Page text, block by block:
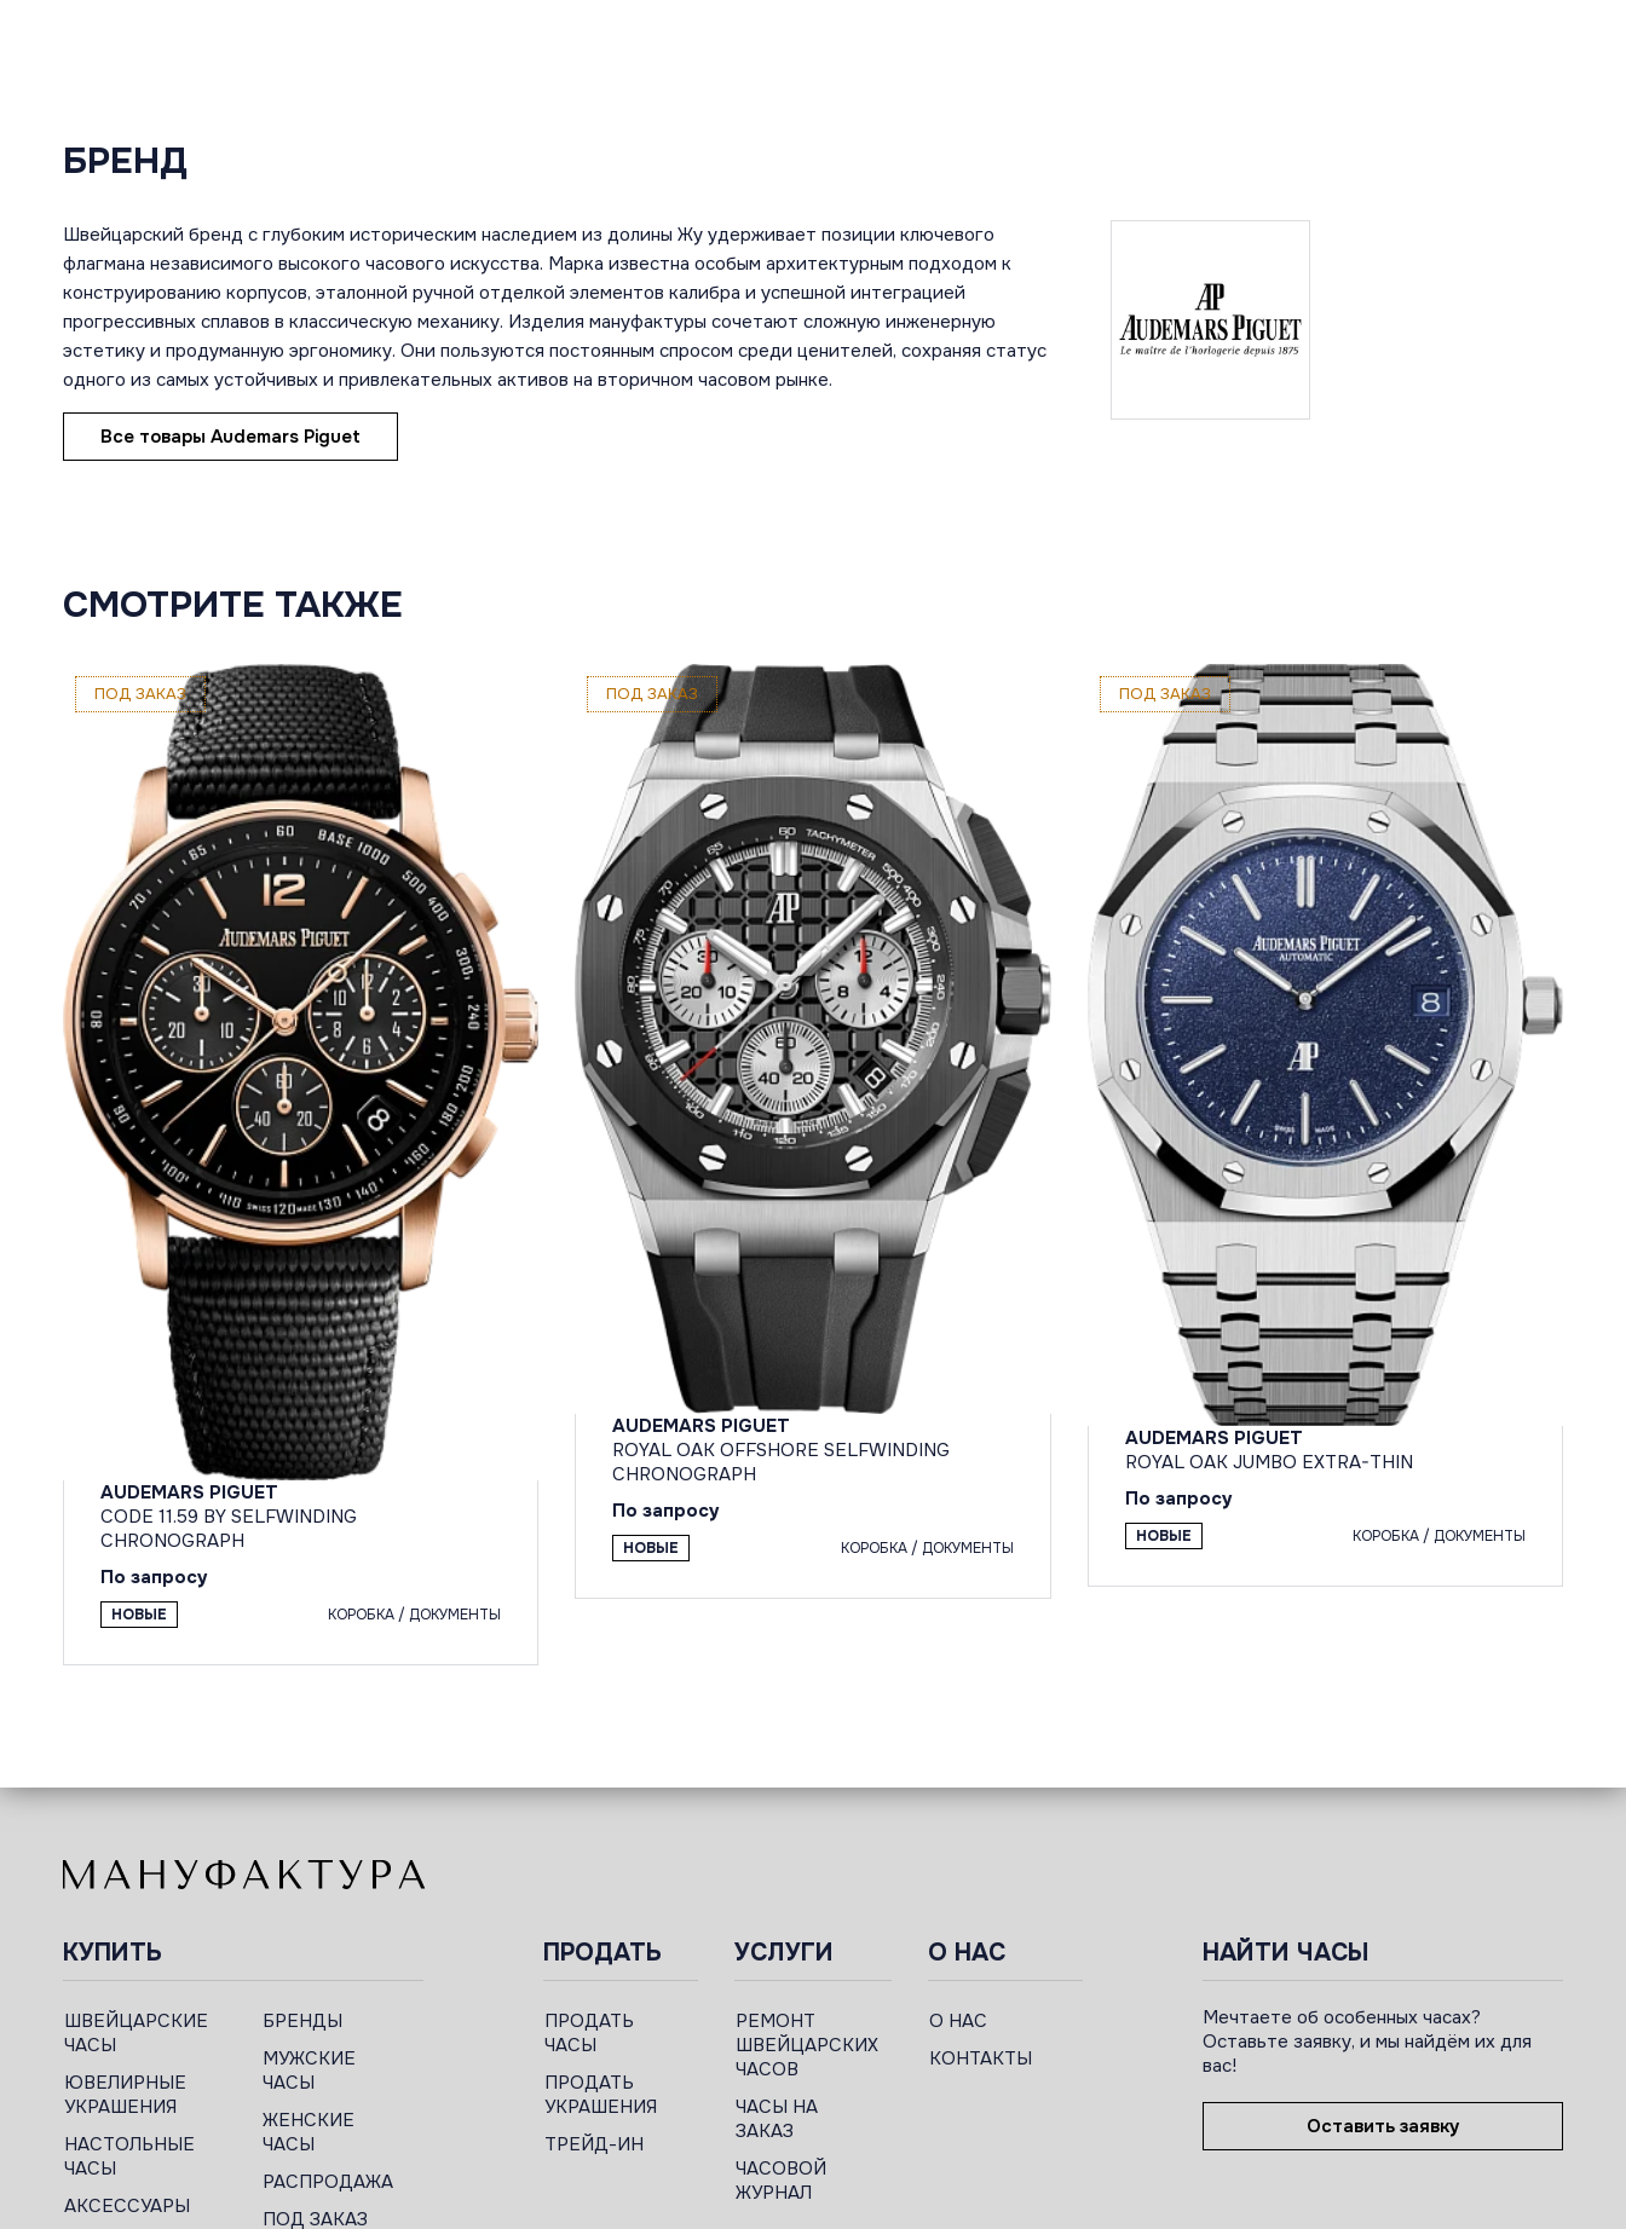
БРЕНД
Швейцарский бренд с глубоким историческим наследием из долины Жу удерживает позиции ключевого
флагмана независимого высокого часового искусства. Марка известна особым архитектурным подходом к
конструированию корпусов, эталонной ручной отделкой элементов калибра и успешной интеграцией
прогрессивных сплавов в классическую механику. Изделия мануфактуры сочетают сложную инженерную
эстетику и продуманную эргономику. Они пользуются постоянным спросом среди ценителей, сохраняя статус
одного из самых устойчивых и привлекательных активов на вторичном часовом рынке.
Все товары Audemars Piguet
СМОТРИТЕ ТАКЖЕ
ПОД ЗАКАЗ
AUDEMARS PIGUET
CODE 11.59 BY SELFWINDING
CHRONOGRAPH
По запросу
НОВЫЕ КОРОБКА / ДОКУМЕНТЫ
ПОД ЗАКАЗ
AUDEMARS PIGUET
ROYAL OAK OFFSHORE SELFWINDING
CHRONOGRAPH
По запросу
НОВЫЕ КОРОБКА / ДОКУМЕНТЫ
ПОД ЗАКАЗ
AUDEMARS PIGUET
ROYAL OAK JUMBO EXTRA-THIN
По запросу
НОВЫЕ КОРОБКА / ДОКУМЕНТЫ
КУПИТЬ
ШВЕЙЦАРСКИЕ
ЧАСЫ
ЮВЕЛИРНЫЕ
УКРАШЕНИЯ
НАСТОЛЬНЫЕ
ЧАСЫ
АКСЕССУАРЫ
БРЕНДЫ
МУЖСКИЕ
ЧАСЫ
ЖЕНСКИЕ
ЧАСЫ
РАСПРОДАЖА
ПОД ЗАКАЗ
ПРОДАТЬ
ПРОДАТЬ
ЧАСЫ
ПРОДАТЬ
УКРАШЕНИЯ
ТРЕЙД-ИН
УСЛУГИ
РЕМОНТ
ШВЕЙЦАРСКИХ
ЧАСОВ
ЧАСЫ НА
ЗАКАЗ
ЧАСОВОЙ
ЖУРНАЛ
О НАС
О НАС
КОНТАКТЫ
НАЙТИ ЧАСЫ
Мечтаете об особенных часах?
Оставьте заявку, и мы найдём их для
вас!
Оставить заявку